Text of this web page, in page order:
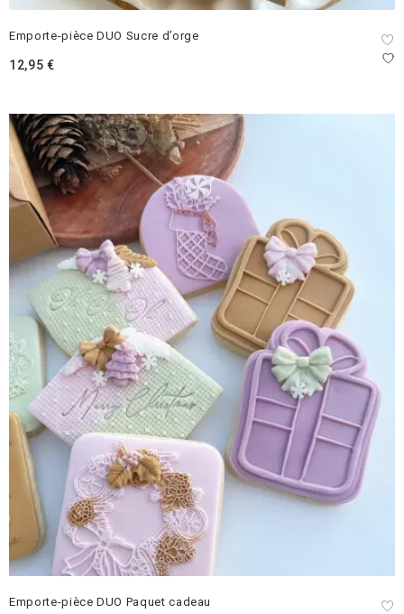
Emporte-pièce DUO Sucre d’orge
12,95 €
Emporte-pièce DUO Paquet cadeau